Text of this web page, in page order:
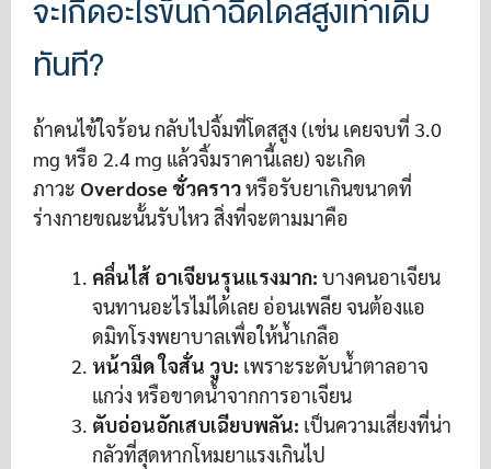
จะเกิดอะไรขึ้นถ้าฉีดโดสสูงเท่าเดิม
ทันที?
ถ้าคนไข้ใจร้อน กลับไปจิ้มที่โดสสูง (เช่น เคยจบที่ 3.0
mg หรือ 2.4 mg แล้วจิ้มราคานี้เลย) จะเกิด
ภาวะ Overdose ชั่วคราวหรือรับยาเกินขนาดที่
ร่างกายขณะนั้นรับไหว สิ่งที่จะตามมาคือ
คลื่นไส้ อาเจียนรุนแรงมาก: บางคนอาเจียน
จนทานอะไรไม่ได้เลย อ่อนเพลีย จนต้องแอ
ดมิทโรงพยาบาลเพื่อให้น้ำเกลือ
หน้ามืด ใจสั่น วูบ: เพราะระดับน้ำตาลอาจ
แกว่ง หรือขาดน้ำจากการอาเจียน
ตับอ่อนอักเสบเฉียบพลัน: เป็นความเสี่ยงที่น่า
กลัวที่สุดหากโหมยาแรงเกินไป